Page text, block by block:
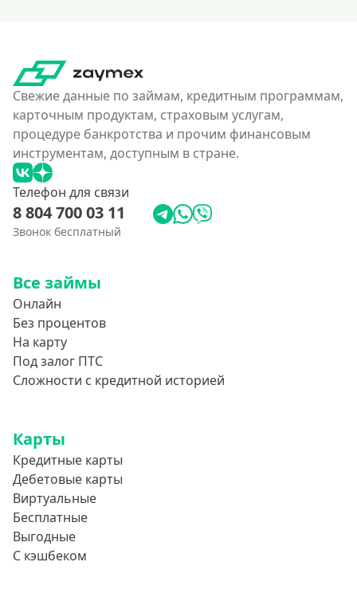
Свежие данные по займам, кредитным программам,
карточным продуктам, страховым услугам,
процедуре банкротства и прочим финансовым
инструментам, доступным в стране.
Телефон для связи
8 804 700 03 11
Звонок бесплатный
Все займы
Онлайн
Без процентов
На карту
Под залог ПТС
Сложности с кредитной историей
Карты
Кредитные карты
Дебетовые карты
Виртуальные
Бесплатные
Выгодные
С кэшбеком